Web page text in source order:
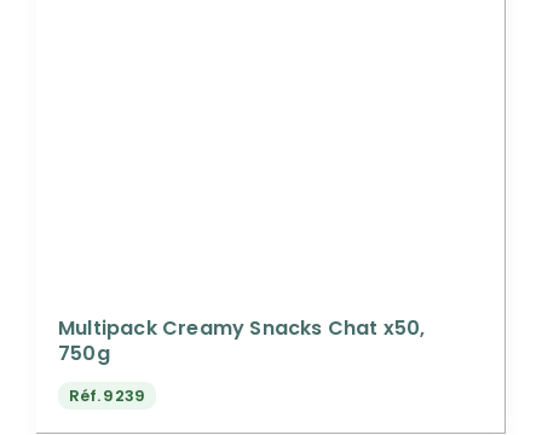
Multipack Creamy Snacks Chat x50,
750g
Réf.9239